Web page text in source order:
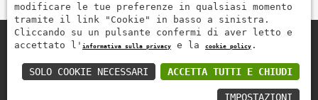
Zem Marmi P.I. 03463990246
Paga in modo sicuro con
modificare le tue preferenze in qualsiasi momento
tramite il link "Cookie" in basso a sinistra.
Cliccando su un pulsante confermi di aver letto e
accettato l' informativa sulla privacy e la cookie policy .
ACCETTA TUTTI E CHIUDI
SOLO COOKIE NECESSARI
IMPOSTAZIONI